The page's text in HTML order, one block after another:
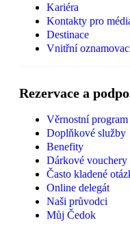
Kariéra
Kontakty pro
Destinace
Vnitřní
Rezervace a
Věrnostní program
Doplňkové služby
Benefity
Dárkové vouchery
Často kladené
Online delegát
Naši průvodci
Můj Čedok